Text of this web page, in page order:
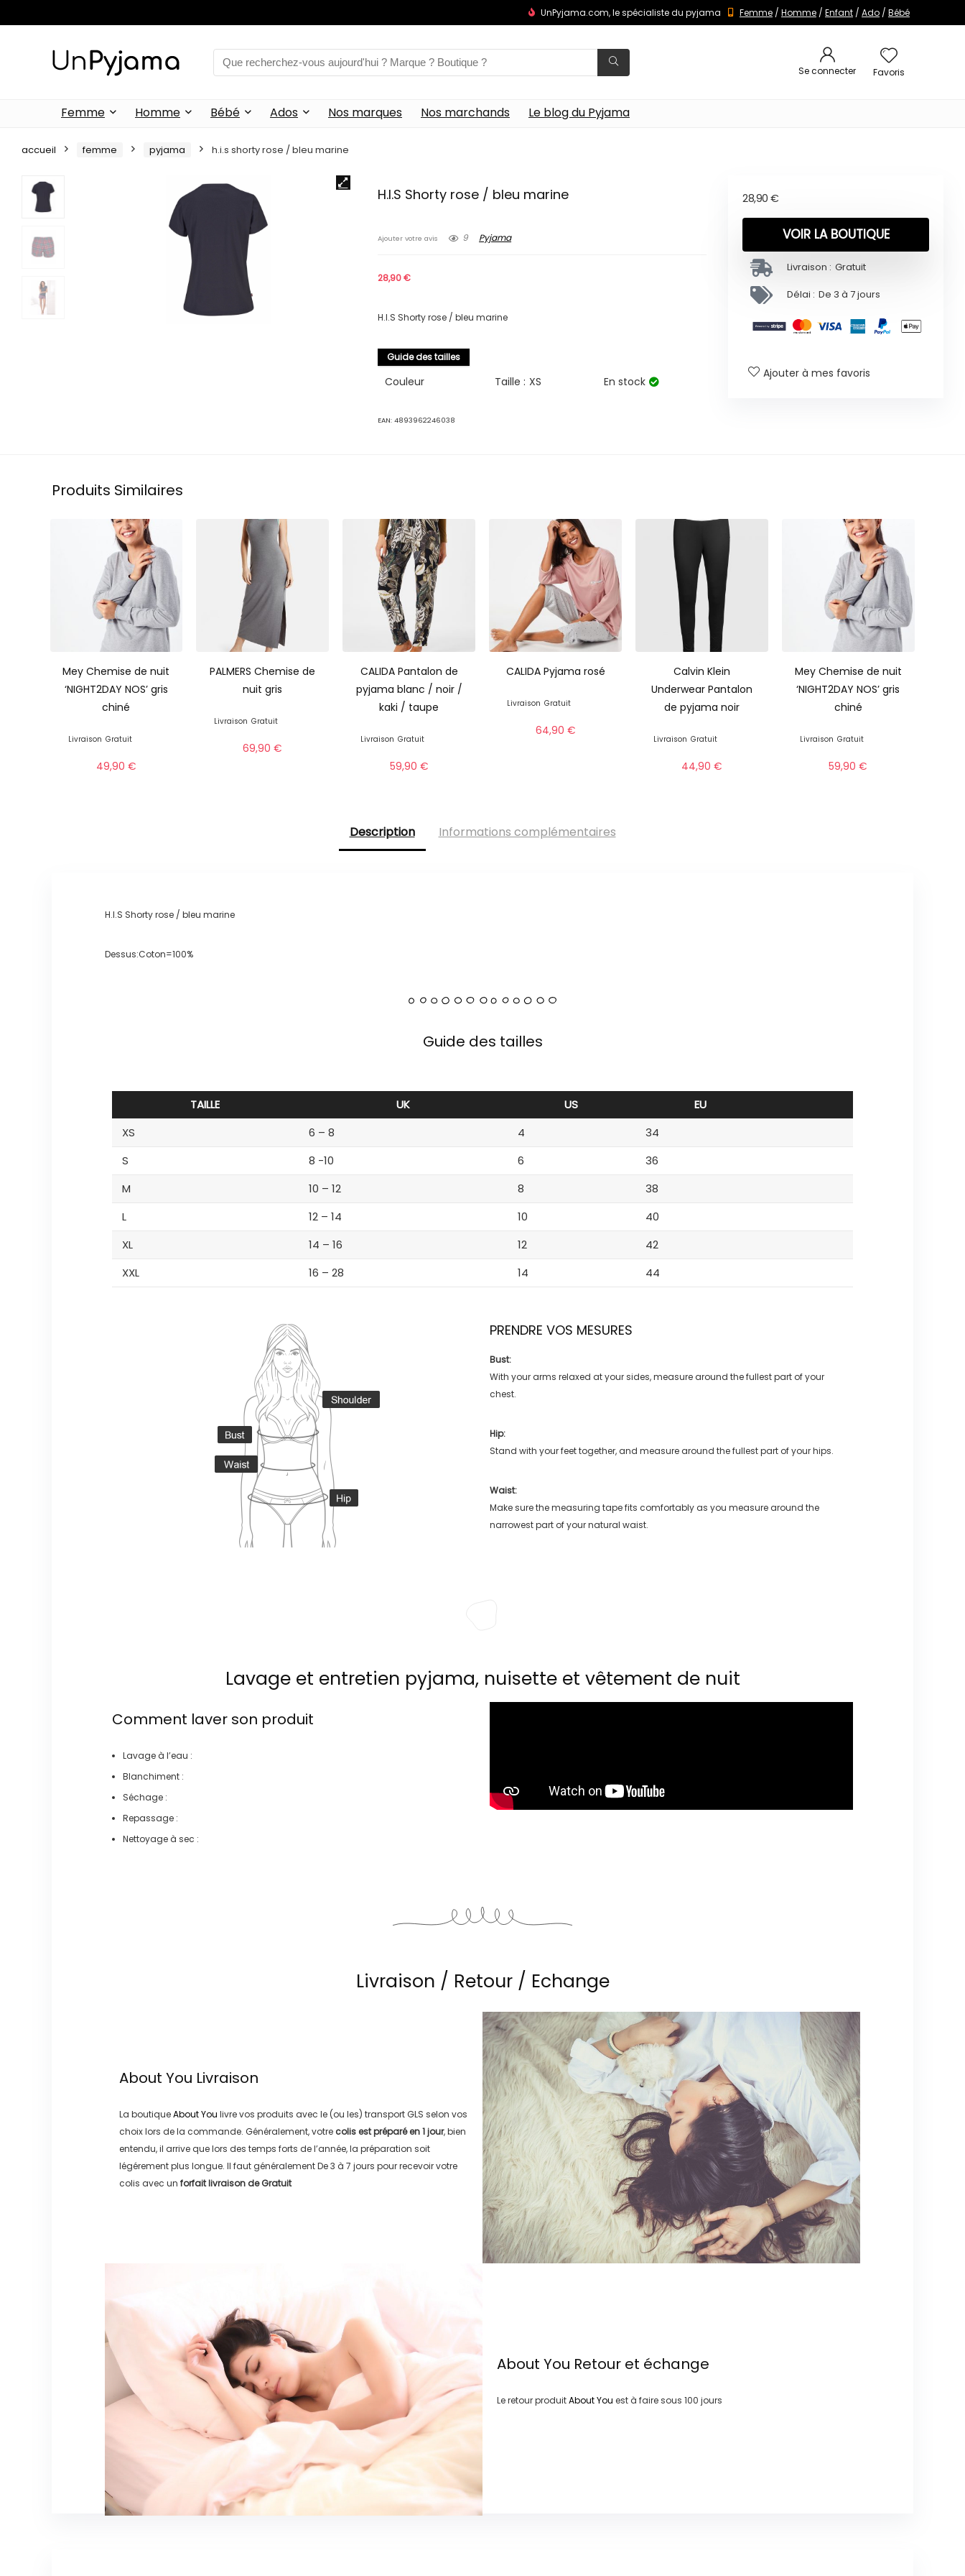
UnPyjama.com, le spécialiste du pyjama Femme / Homme / Enfant / Ado / Bébé
Se connecter Favoris
Femme Homme Bébé Ados Nos marques Nos marchands Le blog du Pyjama
accueil femme pyjama h.i.s shorty rose / bleu marine
H.I.S Shorty rose / bleu marine
Ajouter votre avis 9 Pyjama
28,90€
H.I.S Shorty rose / bleu marine
Guide des tailles
Couleur Taille : XS En stock
EAN:4893962246038
28,90 €
VOIR LA BOUTIQUE
Livraison : Gratuit
Délai : De 3 à 7 jours
Ajouter à mes favoris
Produits Similaires
Mey Chemise de nuit
‘NIGHT2DAY NOS’ gris
chiné
Livraison Gratuit
49,90 €
PALMERS Chemise de
nuit gris
Livraison Gratuit
69,90€
CALIDA Pantalon de
pyjama blanc / noir /
kaki / taupe
Livraison Gratuit
59,90 €
CALIDA Pyjama rosé
Livraison Gratuit
64,90 €
Calvin Klein
Underwear Pantalon
de pyjama noir
Livraison Gratuit
44,90€
Mey Chemise de nuit
‘NIGHT2DAY NOS’ gris
chiné
Livraison Gratuit
59,90€
Description Informations complémentaires
H.I.S Shorty rose / bleu marine
Dessus:Coton=100%
Guide des tailles
TAILLE UK US
EU
XS
6 – 8 4
34
S
8 -10 6
36
M
10 – 12 8
38
L
12 – 14 10
40
XL
14 – 16 12
42
XXL
16 – 28 14 44
PRENDRE VOS MESURES
Bust:
With your arms relaxed at your sides, measure around the fullest part of your
chest.
Hip:
Stand with your feet together, and measure around the fullest part of your hips.
Waist:
Make sure the measuring tape fits comfortably as you measure around the
narrowest part of your natural waist.
Lavage et entretien pyjama, nuisette et vêtement de nuit
Comment laver son produit
Lavage à l’eau :
Blanchiment :
Séchage :
Repassage :
Nettoyage à sec :
Livraison / Retour / Echange
About You Livraison
La boutiqueAbout You livre vos produits avec le (ou les) transportGLS selon vos
choix lors de la commande. Généralement, votre colis est préparé en1 jour, bien
entendu, il arrive que lors des temps forts de l’année, la préparation soit
légérement plus longue. Il faut généralementDe 3 à 7 jours pour recevoir votre
colis avec un forfait livraison deGratuit
About You Retour et échange
Le retour produitAbout You est à faire sous 100 jours